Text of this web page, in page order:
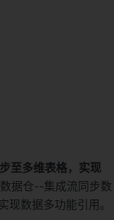
至多维表格，实现
据仓--集成流同步数
数据多功能引用。